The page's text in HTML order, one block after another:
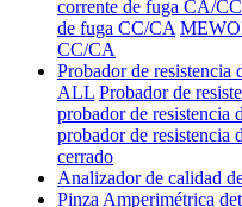
corrente de fuga CA/CC
de fuga CC/CA
CC/CA
Probador de resistencia
ALL Probador de
probador de resistencia
probador de resistencia
cerrado
Analizador de calidad
Pinza Amperimétrica